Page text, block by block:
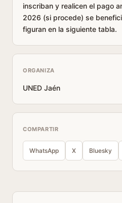
inscriban y realicen el pago
2026 (si procede) se
figuran en la siguiente tabla.
ORGANIZA
UNED Jaén
COMPARTIR
WhatsApp X Bluesky